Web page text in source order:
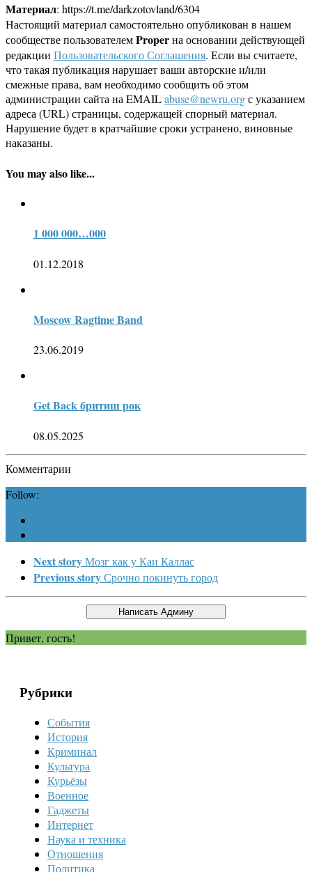
Материал: https://t.me/darkzotovland/6304
Настоящий материал самостоятельно опубликован в нашем
сообществе пользователемProperна основании действующей
редакции Пользовательского Соглашения. Если вы считаете,
что такая публикация нарушает ваши авторские и/или
смежные права, вам необходимо сообщить об этом
администрации сайта на EMAILabuse@newru.orgс указанием
адреса (URL) страницы, содержащей спорный материал.
Нарушение будет в кратчайшие сроки устранено, виновные
наказаны.
You may also like...
1 000 000…000
01.12.2018
Moscow Ragtime Band
23.06.2019
Get Back бритиш рок
08.05.2025
Комментарии
Follow:
Next storyМозг как у Каи Каллас
Previous storyСрочно покинуть город
Привет, гость!
Рубрики
События
История
Криминал
Культура
Курьёзы
Военное
Гаджеты
Интернет
Наука и техника
Отношения
Политика